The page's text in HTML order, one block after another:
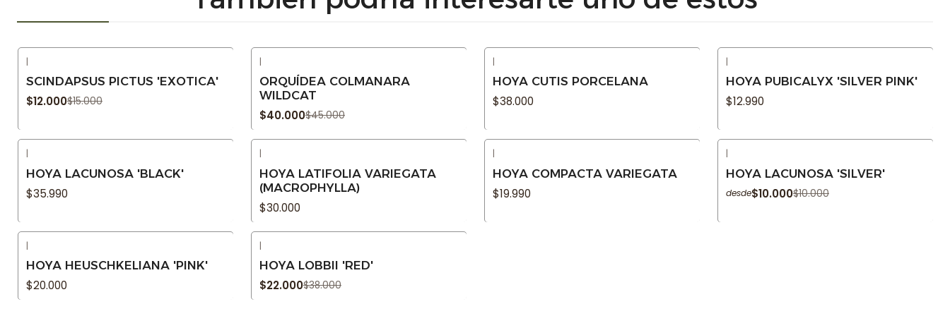
|
SCINDAPSUS PICTUS 'EXOTICA'
$12.000$15.000
-11% OFF
|
ORQUÍDEA COLMANARA
WILDCAT
$40.000$45.000
|
HOYA CUTIS PORCELANA
$38.000
|
HOYA PUBICALYX 'SILVER PINK'
$12.990
|
HOYA LACUNOSA 'BLACK'
$35.990
|
HOYA LATIFOLIA VARIEGATA
(MACROPHYLLA)
$30.000
|
HOYA COMPACTA VARIEGATA
$19.990
Agotado
|
HOYA LACUNOSA 'SILVER'
desde$10.000$10.000
|
HOYA HEUSCHKELIANA 'PINK'
$20.000
Agotado
|
HOYA LOBBII 'RED'
$22.000$38.000